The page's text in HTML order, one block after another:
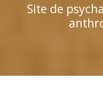
Site de